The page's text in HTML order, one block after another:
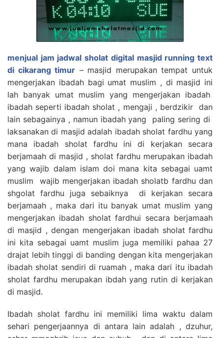
menjual jam jadwal sholat digital masjid running text
di cikarang timur – masjid merupakan tempat untuk
mengerjakan ibadah bagi umat muslim , di masjid ini
lah banyak umat muslim yang mengerjakan ibadah
ibadah seperti ibadah sholat , mengaji , berdzikir dan
lain sebagainya , namun ibadah yang paling sering di
laksanakan di masjid adalah ibadah sholat fardhu yang
mana ibadah sholat fardhu ini di kerjakan secara
berjamaah di masjid , sholat fardhu merupakan ibadah
yang wajib dalam islam doi mana kita sebagai uamt
muslim wajib mengerjakan ibadah sholatb fardhu dan
shgolat fardhu juga sebaiknya di kerjakan secara
berjamaah , maka dari itu banyak umat muslim yang
mengerjakan ibadah sholat fardhui secara berjamaah
di masjid , dengan mengerjakan ibadah sholat fardhu
ini kita sebagai uamt muslim juga memiliki pahaa 27
drajat lebih tinggi di banding dengan kita mengerjakan
ibadah sholat sendiri di ruamah , maka dari itu ibadah
sholat fardhu merupakan ibdah yang rutin di kerjakan
di masjid.
Ibadah sholat fardhu ini memiliki lima waktu dalam
sehari pengerjaannya di antara lain adalah , dzuhur,